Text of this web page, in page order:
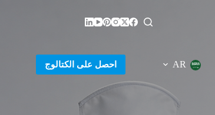
AR احصل على الكتالوج